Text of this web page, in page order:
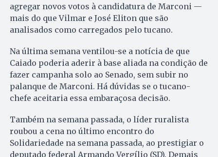
agregar novos votos à candidatura de Marconi —
mais do que Vilmar e José Eliton que são
analisados como carregados pelo tucano.
Na última semana ventilou-se a notícia de que
Caiado poderia ade­rir à base aliada na condição de
fazer campanha solo ao Senado, sem subir no
palanque de Marconi. Há dúvidas se o tucano-
chefe aceitaria essa embaraçosa decisão.
Também na semana passada, o líder ruralista
roubou a cena no último encontro do
Solidariedade na semana passada, ao prestigiar o
deputado federal Armando Vergílio (SD). Demais